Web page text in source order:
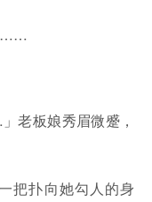
……
板娘秀眉微蹙，
扑向她勾人的身